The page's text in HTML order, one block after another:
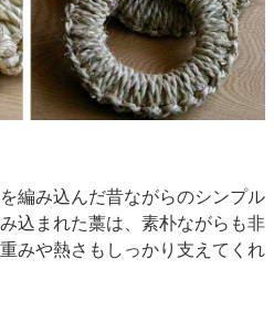
編み込んだ昔ながらのシンプル
込まれた藁は、素朴ながらも非
みや熱さもしっかり支えてくれ